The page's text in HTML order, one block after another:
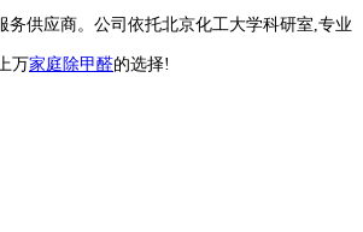
供应商。公司依托北京化工大学科研室,专业
万家庭除甲醛的选择!